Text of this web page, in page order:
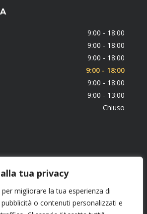
tua privacy
migliorare la tua esperienza di
o contenuti personalizzati e
9:00 - 18:00
9:00 - 18:00
9:00 - 18:00
9:00 - 18:00
9:00 - 18:00
9:00 - 13:00
Chiuso
84087 Sarno (NA)